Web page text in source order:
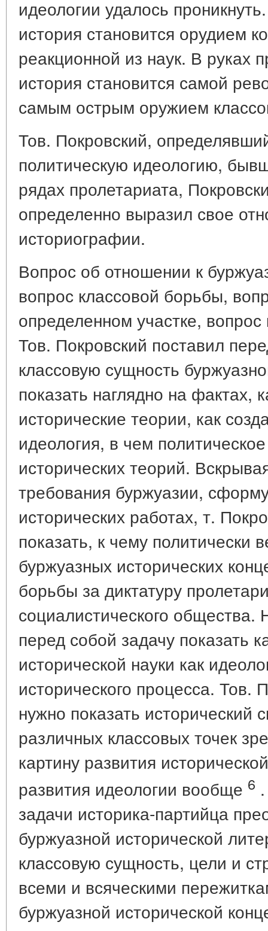
идеологии удалось
история становится орудием
реакционной из наук. В руках
история становится самой
самым острым оружием
Тов. Покровский,
политическую идеологию,
рядах пролетариата,
определенно выразил свое
историографии.
Вопрос об отношении к
вопрос классовой борьбы,
определенном участке, вопрос
Тов. Покровский поставил
классовую сущность
показать наглядно на фактах,
исторические теории, как
идеология, в чем
исторических теорий.
требования буржуазии,
исторических работах, т.
показать, к чему политически
буржуазных исторических
борьбы за диктатуру
социалистического общества.
перед собой задачу показать
исторической науки как
исторического процесса. Тов.
нужно показать исторический
различных классовых точек
картину развития
развития идеологии вообще 6
задачи историка-партийца
буржуазной исторической
классовую сущность, цели и
всеми и всяческими
буржуазной исторической